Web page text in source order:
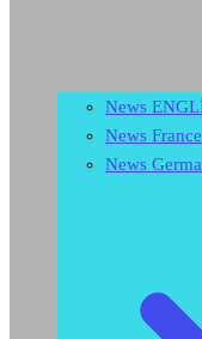
News
News France
News